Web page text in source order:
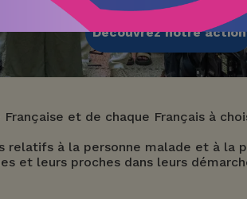
Découvrez notre action
et de chaque Français à
à la personne malade et à la
et leurs proches dans leurs